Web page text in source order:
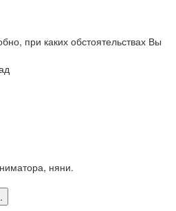
при каких обстоятельствах Вы
няни.